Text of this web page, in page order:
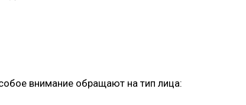
внимание обращают на тип лица: